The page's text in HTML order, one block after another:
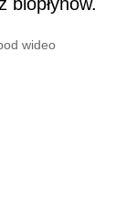
wideo